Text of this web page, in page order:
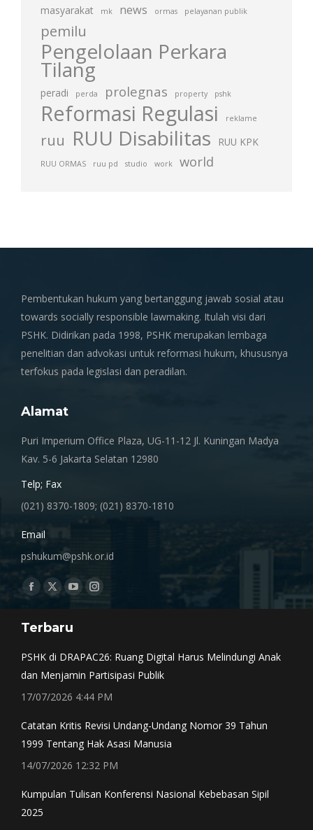
masyarakat mk news ormas pelayanan publik
pemilu
Pengelolaan Perkara
Tilang
peradi perda prolegnas property pshk
Reformasi Regulasi reklame
ruu RUU Disabilitas RUU KPK
RUU ORMAS ruu pd studio work world
Pembentukan hukum yang bertanggung jawab sosial atau
towards socially responsible lawmaking. Itulah visi dari
PSHK. Didirikan pada 1998, PSHK merupakan lembaga
penelitian dan advokasi untuk reformasi hukum, khususnya
terfokus pada legislasi dan peradilan.
Alamat
Puri Imperium Office Plaza, UG-11-12 Jl. Kuningan Madya
Kav. 5-6 Jakarta Selatan 12980
Telp; Fax
(021) 8370-1809; (021) 8370-1810
Email
pshukum@pshk.or.id
Find us on:
Facebook
opens
window
X
opens
window
YouTube
opens
Instagram
window
Terbaru
PSHK di DRAPAC26: Ruang Digital Harus Melindungi Anak
dan Menjamin Partisipasi Publik
17/07/2026 4:44 PM
Catatan Kritis Revisi Undang-Undang Nomor 39 Tahun
1999 Tentang Hak Asasi Manusia
14/07/2026 12:32 PM
Kumpulan Tulisan Konferensi Nasional Kebebasan Sipil
2025